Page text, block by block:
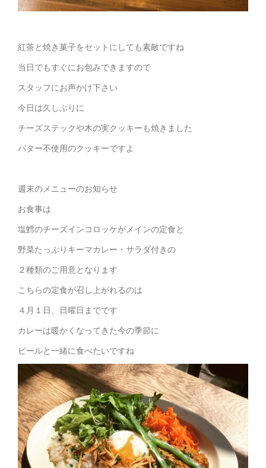
紅茶と焼き菓子をセットにしても素敵ですね
当日でもすぐにお包みできますので
スタッフにお声かけ下さい
今日は久しぶりに
チーズステックや木の実クッキーも焼きました
バター不使用のクッキーですよ
週末のメニューのお知らせ
お食事は
塩鱈のチーズインコロッケがメインの定食と
野菜たっぷりキーマカレー・サラダ付きの
２種類のご用意となります
こちらの定食が召し上がれるのは
４月１日、日曜日までです
カレーは暖かくなってきた今の季節に
ビールと一緒に食べたいですね